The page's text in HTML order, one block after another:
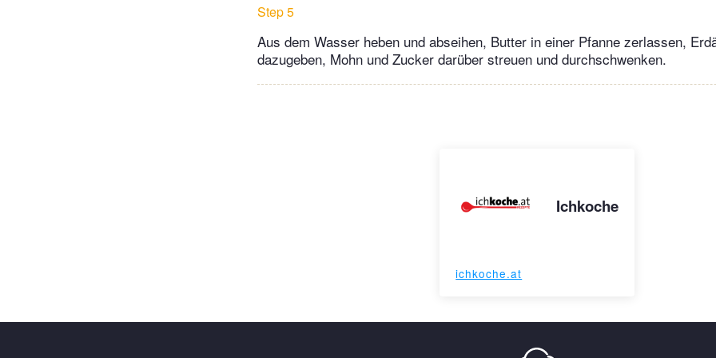
Step 5
Aus dem Wasser heben und abseihen, Butter in einer Pfanne zerlassen,
dazugeben, Mohn und Zucker darüber streuen und durchschwenken.
Ichkoche
ichkoche.at